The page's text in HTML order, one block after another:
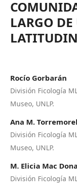
LARGO
Rocío Gorbarán
División Ficología
Museo, UNLP.
Ana M.
División Ficología
Museo, UNLP.
M. Elicia Mac
División Ficología